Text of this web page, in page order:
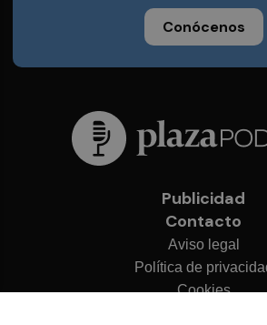
Conócenos
Publicidad
Contacto
Aviso legal
Política de
Cookies